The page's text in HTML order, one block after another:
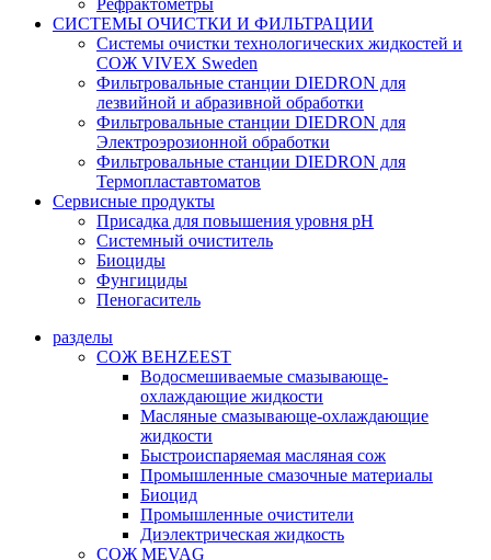
СИСТЕМЫ ОЧИСТКИ И ФИЛЬТРАЦИИ
Системы очистки технологических жидкостей и
СОЖ VIVEX Sweden
Фильтровальные станции DIEDRON для
лезвийной и абразивной обработки
Фильтровальные станции DIEDRON для
Электроэрозионной обработки
Фильтровальные станции DIEDRON для
Термопластавтоматов
Сервисные продукты
Присадка для повышения уровня pH
Системный очиститель
Биоциды
Фунгициды
Пеногаситель
разделы
СОЖ BEHZEEST
Водосмешиваемые смазывающе-
охлаждающие жидкости
Масляные смазывающе-охлаждающие
жидкости
Быстроиспаряемая масляная сож
Промышленные смазочные материалы
Биоцид
Промышленные очистители
Диэлектрическая жидкость
СОЖ MEVAG